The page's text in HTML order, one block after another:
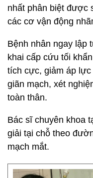
nhất phân biệt được
các cơ vận động
Bệnh nhân ngay lập
khai cấp cứu tối
tích cực, giảm áp
giãn mạch, xét
toàn thân.
Bác sĩ chuyên khoa
giải tại chỗ theo
mạch mắt.